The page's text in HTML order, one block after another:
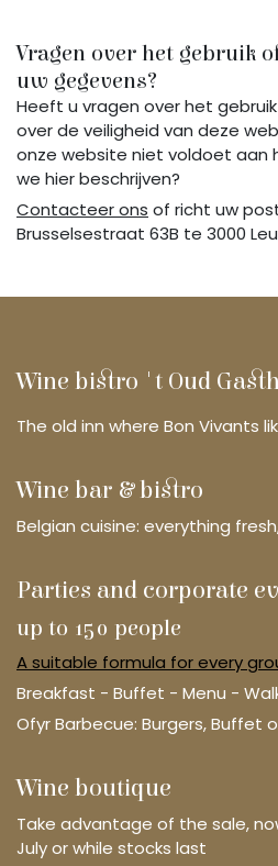
Vragen over het gebruik
uw gegevens?
Heeft u vragen over het
over de veiligheid van deze
onze website niet voldoet aan
we hier beschrijven?
Contacteer ons of richt uw
Brusselsestraat 63B te 3000
Wine bistro 't Oud
The old inn where Bon Vivants
Wine bar & bistro
Belgian cuisine: everything
Parties and corporate
up to 150 people
A suitable formula for every
Breakfast - Buffet - Menu -
Ofyr Barbecue: Burgers, Buffet
Wine boutique
Take advantage of the sale,
July or while stocks last